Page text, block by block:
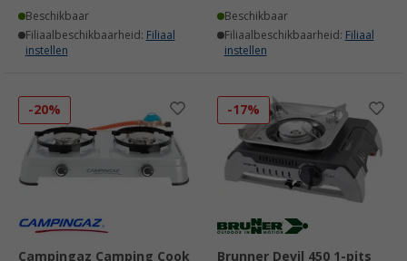
Beschikbaar
Filiaalbeschikbaarheid: Filiaal
instellen
Beschikbaar
Filiaalbeschikbaarheid: Filiaal
instellen
-20%
Campingaz Camping Cook
-17%
Brunner Devil 450 1-pits